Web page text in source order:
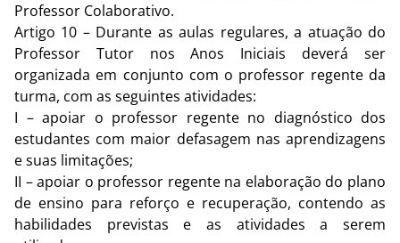
Professor Colaborativo.
Artigo 10 – Durante as aulas regulares, a atuação do
Professor Tutor nos Anos Iniciais deverá ser
organizada em conjunto com o professor regente da
turma, com as seguintes atividades:
I – apoiar o professor regente no diagnóstico dos
estudantes com maior defasagem nas aprendizagens
e suas limitações;
II – apoiar o professor regente na elaboração do plano
de ensino para reforço e recuperação, contendo as
habilidades previstas e as atividades a serem